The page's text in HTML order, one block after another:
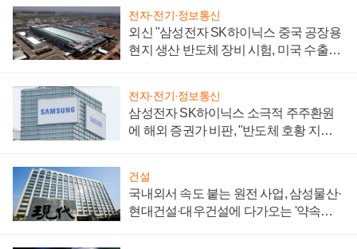
전자·전기·정보통신
외신 "삼성전자 SK하이닉스 중국 공장용
현지 생산 반도체 장비 시험, 미국 수출통
전자·전기·정보통신
삼성전자 SK하이닉스 소극적 주주환원
에 해외 증권가 비판, "반도체 호황 지속
건설
국내외서 속도 붙는 원전 사업, 삼성물산·
현대건설·대우건설에 다가오는 '약속의